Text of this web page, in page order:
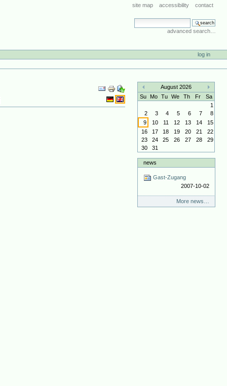
site map accessibility contact
search site
advanced search…
log in
Document
Actions
«
August 2026
»
Su Mo Tu We Th Fr
Sa
1
2
3 4 5 6 7
8
9
10 11 12 13 14
15
16
17 18 19 20 21
22
23
24 25 26 27 28
29
30
31
news
Gast-Zugang
2007-10-02
More news…